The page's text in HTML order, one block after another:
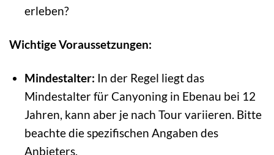
erleben?
Wichtige Voraussetzungen:
Mindestalter: In der Regel liegt das
Mindestalter für Canyoning in Ebenau bei 12
Jahren, kann aber je nach Tour variieren. Bitte
beachte die spezifischen Angaben des
Anbieters.